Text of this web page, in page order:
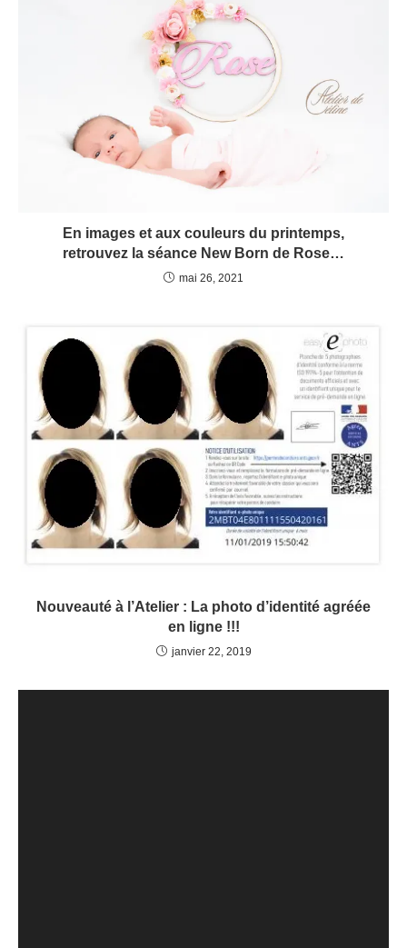
En images et aux couleurs du printemps,
retrouvez la séance New Born de Rose…
mai 26, 2021
Nouveauté à l’Atelier : La photo d’identité agréée
en ligne !!!
janvier 22, 2019